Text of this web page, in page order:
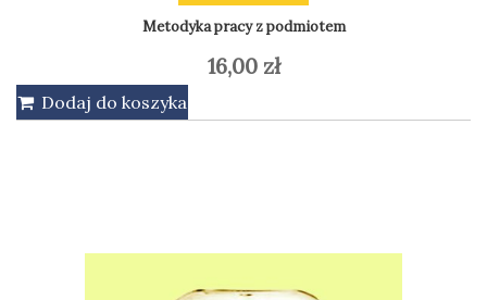
Metodyka pracy z podmiotem
16,00 zł
Dodaj do koszyka